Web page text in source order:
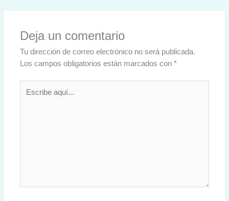
Deja un comentario
Tu dirección de correo electrónico no será publicada.
Los campos obligatorios están marcados con*
aquí...